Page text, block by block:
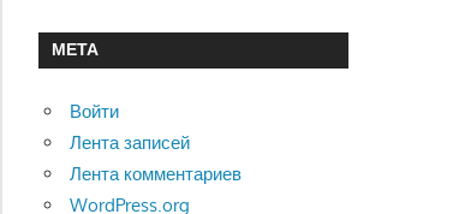
МЕТА
Войти
Лента записей
Лента комментариев
WordPress.org